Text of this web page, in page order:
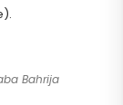
Bahrija